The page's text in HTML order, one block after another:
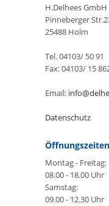
H.Delhees GmbH
Pinneberger
25488 Holm
Tel. 04103/ 50 91
Fax: 04103/ 15
Email:
Datenschutz
Öffnungszeiten
Montag - Freitag:
08.00 - 18.00 Uhr
Samstag:
09.00 - 12.30 Uhr